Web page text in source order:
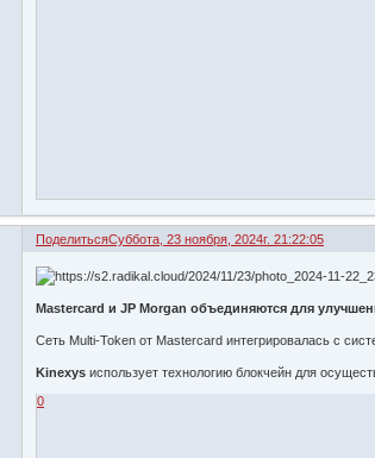
ПоделитьсяСуббота, 23 ноября, 2024г. 21:22:05
Mastercard и JP Morgan объединяются для
Сеть Multi-Token от Mastercard интегрировалась с
Kinexys использует технологию блокчейн для
0